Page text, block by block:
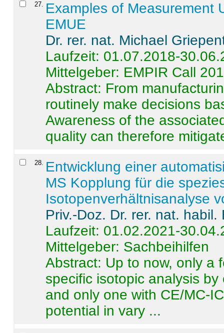
27. Examples of Measurement
EMUE
Dr. rer. nat. Michael
Laufzeit: 01.07.2018-
Mittelgeber: EMPIR Call
Abstract: From
routinely make decisions
Awareness of the
quality can therefore
28. Entwicklung einer
MS Kopplung für die
Isotopenverhältnisanalyse
Priv.-Doz. Dr. rer. nat.
Laufzeit: 01.02.2021-
Mittelgeber: Sachbeihilfen
Abstract: Up to now, only a
specific isotopic analysis
and only one with CE/MC-
potential in vary ...